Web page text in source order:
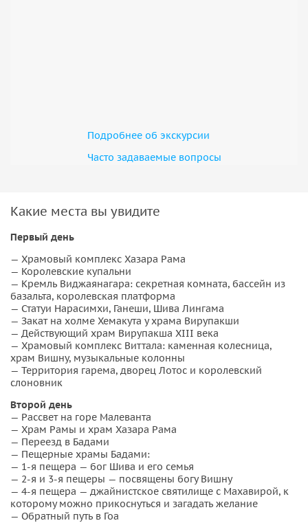
Подробнее об экскурсии
Часто задаваемые вопросы
Какие места вы увидите
Первый день
— Храмовый комплекс Хазара Рама
— Королевские купальни
— Кремль Виджаянагара: секретная комната, бассейн из
базальта, королевская платформа
— Статуи Нарасимхи, Ганеши, Шива Лингама
— Закат на холме Хемакута у храма Вирупакши
— Действующий храм Вирупакша XIII века
— Храмовый комплекс Виттала: каменная колесница,
храм Вишну, музыкальные колонны
— Территория гарема, дворец Лотос и королевский
слоновник
Второй день
— Рассвет на горе Малеванта
— Храм Рамы и храм Хазара Рама
— Переезд в Бадами
— Пещерные храмы Бадами:
— 1-я пещера — бог Шива и его семья
— 2-я и 3-я пещеры — посвящены богу Вишну
— 4-я пещера — джайнистское святилище с Махавирой, к
которому можно прикоснуться и загадать желание
— Обратный путь в Гоа